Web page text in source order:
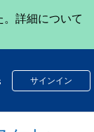
詳細について
サインイン